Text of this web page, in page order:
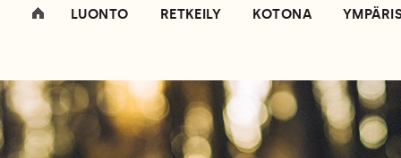
LUONTO RETKEILY KOTONA